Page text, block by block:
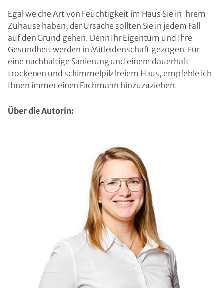
Egal welche Art von Feuchtigkeit im Haus Sie in Ihrem
Zuhause haben, der Ursache sollten Sie in jedem Fall
auf den Grund gehen. Denn Ihr Eigentum und Ihre
Gesundheit werden in Mitleidenschaft gezogen. Für
eine nachhaltige Sanierung und einem dauerhaft
trockenen und schimmelpilzfreiem Haus, empfehle ich
Ihnen immer einen Fachmann hinzuzuziehen.
Über die Autorin: